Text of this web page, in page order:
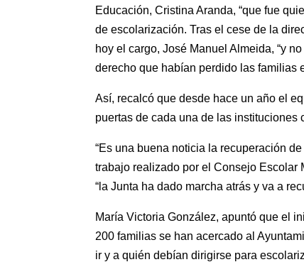
Educación, Cristina Aranda, “que fue
de escolarización. Tras el cese de la
hoy el cargo, José Manuel Almeida, “y
derecho que habían perdido las familias
Así, recalcó que desde hace un año el
puertas de cada una de las instituciones
“Es una buena noticia la recuperación
trabajo realizado por el Consejo Escolar
“la Junta ha dado marcha atrás y va a
María Victoria González, apuntó que el
200 familias se han acercado al
ir y a quién debían dirigirse para